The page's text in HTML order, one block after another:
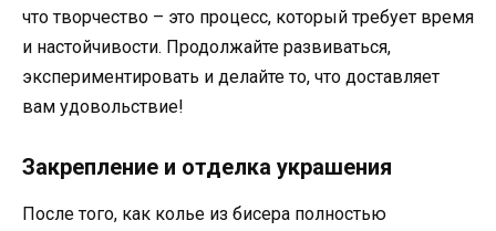
что творчество – это процесс, который требует время
и настойчивости. Продолжайте развиваться,
экспериментировать и делайте то, что доставляет
вам удовольствие!
Закрепление и отделка украшения
После того, как колье из бисера полностью